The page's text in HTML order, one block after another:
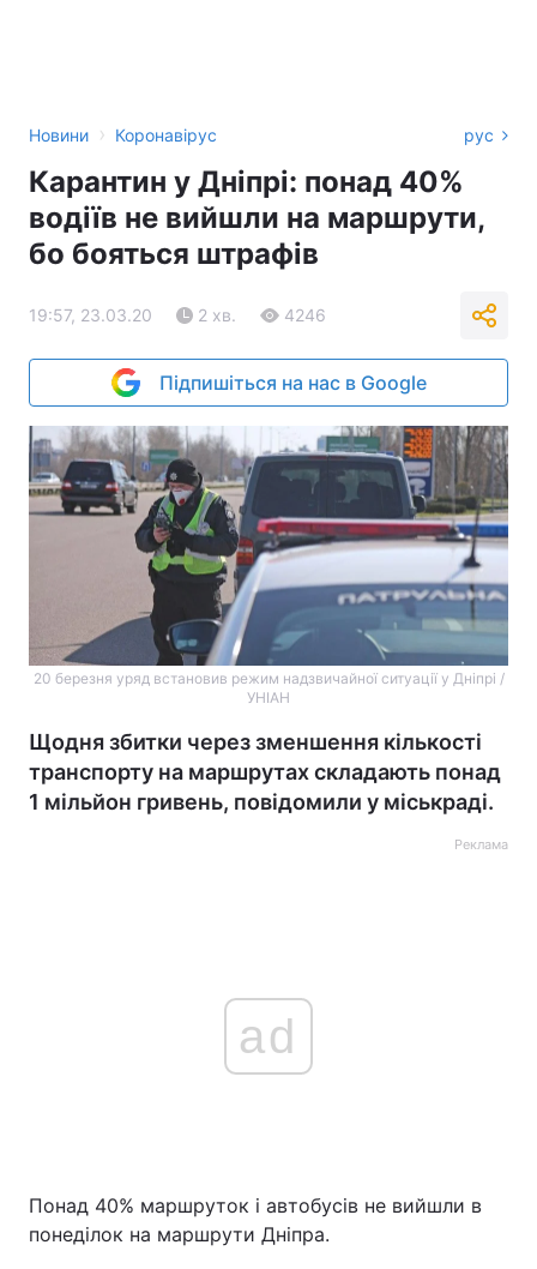
Новини › Коронавірус рус
Карантин у Дніпрі: понад 40%
водіїв не вийшли на маршрути,
бо бояться штрафів
19:57, 23.03.20 2 хв. 4246
Підпишіться на нас в Google
20 березня уряд встановив режим надзвичайної ситуації у Дніпрі /
УНІАН
Щодня збитки через зменшення кількості
транспорту на маршрутах складають понад
1 мільйон гривень, повідомили у міськраді.
Реклама
ad
Понад 40% маршруток і автобусів не вийшли в
понеділок на маршрути Дніпра.